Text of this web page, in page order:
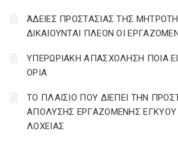
ΆΔΕΙΕΣ ΠΡΟΣΤΑΣΙΑΣ ΤΗΣ
ΔΙΚΑΙΟΥΝΤΑΙ ΠΛΕΟΝ ΟΙ
ΥΠΕΡΩΡΙΑΚΗ ΑΠΑΣΧΟΛΗΣΗ ΠΟΙΑ
ΟΡΙΑ
ΤΟ ΠΛΑΙΣΙΟ ΠΟΥ ΔΙΕΠΕΙ ΤΗΝ
ΑΠΟΛΥΣΗΣ ΕΡΓΑΖΟΜΕΝΗΣ ΕΓΚΥΟΥ
ΛΟΧΕΙΑΣ